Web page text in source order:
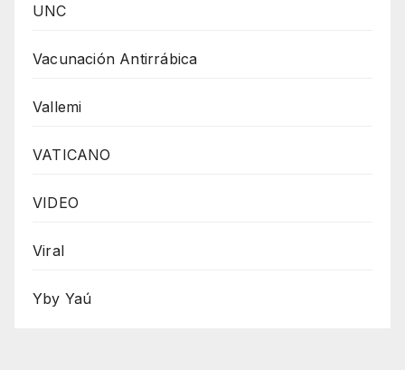
UNC
Vacunación Antirrábica
Vallemi
VATICANO
VIDEO
Viral
Yby Yaú